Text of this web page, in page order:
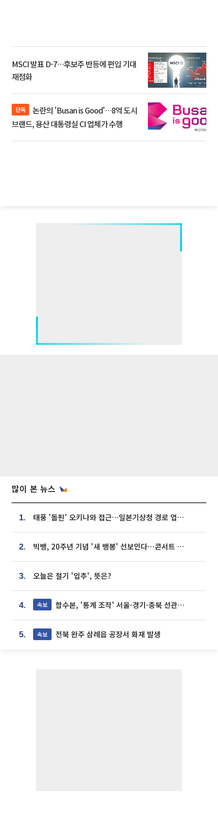
MSCI 발표 D-7…후보주 반등에 편입 기대
재점화
단독
브랜드, 용산 대통령실 CI 업체가 수행
많이 본 뉴스
1. 태풍 '돌핀' 오키나와 접근…일본기상청 경로 업데이트
2. 빅뱅, 20주년 기념 '새 뱅봉' 선보인다⋯콘서트 앞두고 팝업 개최
3. 오늘은 절기 '입추', 뜻은?
4. 속보 합수본, '통계 조작' 서울·경기·충북 선관위 등 추가 압수수색
5. 속보 전북 완주 삼례읍 공장서 화재 발생